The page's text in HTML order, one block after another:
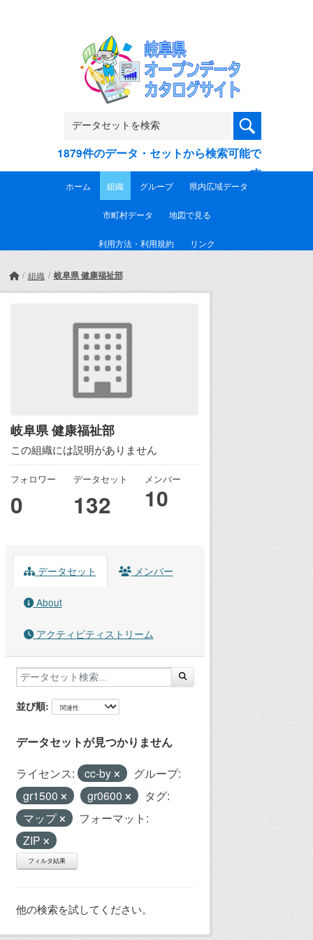
1879件のデータ・セットから検索可能で
す
ホーム 組織 グループ 県内広域データ
市町村データ 地図で見る
利用方法・利用規約 リンク
組織 岐阜県 健康福祉部
岐阜県 健康福祉部
この組織には説明がありません
フォロワー
0
データセット
132
メンバー
10
データセット メンバー
About
アクティビティストリーム
並び順
データセットが見つかりません
ライセンス: cc-by
グループ:
gr1500
gr0600
タグ:
マップ
フォーマット:
ZIP
フィルタ結果
他の検索を試してください。